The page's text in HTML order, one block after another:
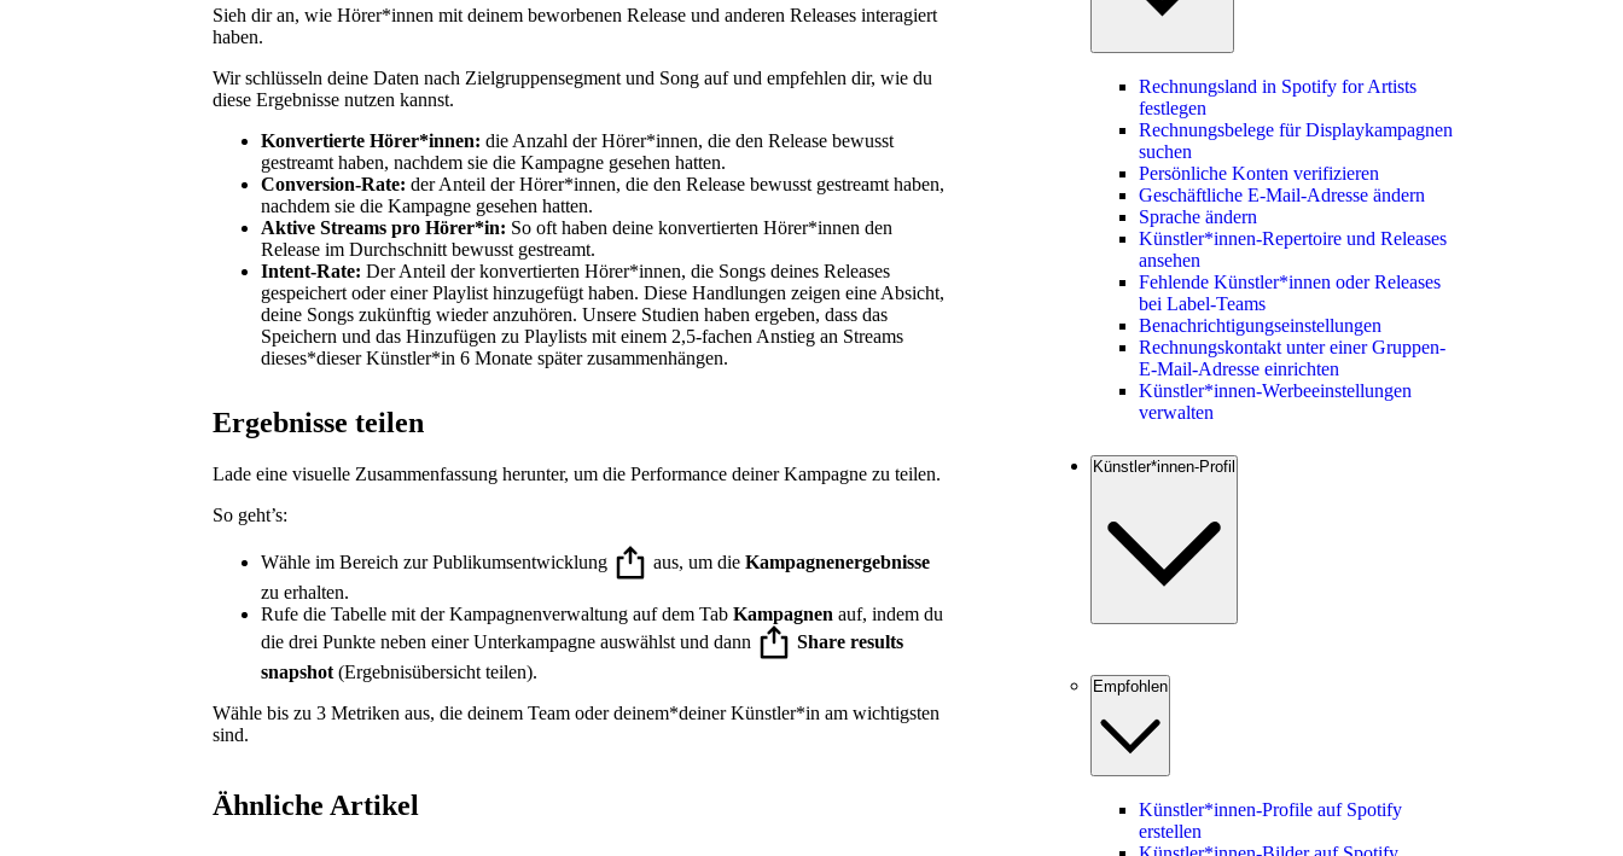
Sieh dir an, wie Hörer*innen mit deinem beworbenen Release und anderen Releases interagiert
haben.
Wir schlüsseln deine Daten nach Zielgruppensegment und Song auf und empfehlen dir, wie du
diese Ergebnisse nutzen kannst.
Konvertierte Hörer*innen: die Anzahl der Hörer*innen, die den Release bewusst
gestreamt haben, nachdem sie die Kampagne gesehen hatten.
Conversion-Rate: der Anteil der Hörer*innen, die den Release bewusst gestreamt haben,
nachdem sie die Kampagne gesehen hatten.
Aktive Streams pro Hörer*in: So oft haben deine konvertierten Hörer*innen den
Release im Durchschnitt bewusst gestreamt.
Intent-Rate: Der Anteil der konvertierten Hörer*innen, die Songs deines Releases
gespeichert oder einer Playlist hinzugefügt haben. Diese Handlungen zeigen eine Absicht,
deine Songs zukünftig wieder anzuhören. Unsere Studien haben ergeben, dass das
Speichern und das Hinzufügen zu Playlists mit einem 2,5-fachen Anstieg an Streams
dieses*dieser Künstler*in 6 Monate später zusammenhängen.
Ergebnisse teilen
Lade eine visuelle Zusammenfassung herunter, um die Performance deiner Kampagne zu teilen.
So geht’s:
Wähle im Bereich zur Publikumsentwicklung aus, um die Kampagnenergebnisse
zu erhalten.
Rufe die Tabelle mit der Kampagnenverwaltung auf dem Tab Kampagnen auf, indem du
die drei Punkte neben einer Unterkampagne auswählst und dann
Share results
snapshot (Ergebnisübersicht teilen).
Wähle bis zu 3 Metriken aus, die deinem Team oder deinem*deiner Künstler*in am wichtigsten
sind.
Ähnliche Artikel
Rechnungsland in Spotify for Artists
festlegen
Rechnungsbelege für Displaykampagnen
suchen
Persönliche Konten verifizieren
Geschäftliche E-Mail-Adresse ändern
Sprache ändern
Künstler*innen-Repertoire und Releases
ansehen
Fehlende Künstler*innen oder Releases
bei Label-Teams
Benachrichtigungseinstellungen
Rechnungskontakt unter einer Gruppen-
E-Mail-Adresse einrichten
Künstler*innen-Werbeeinstellungen
verwalten
Künstler*innen-Profil
Empfohlen
Künstler*innen-Profile auf Spotify
erstellen